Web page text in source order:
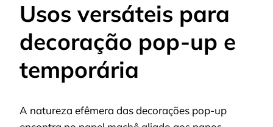
Usos versáteis para
decoração pop-up e
temporária
A natureza efêmera das decorações pop-up